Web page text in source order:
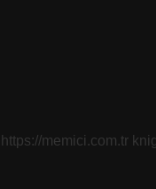
https://memici.com.tr